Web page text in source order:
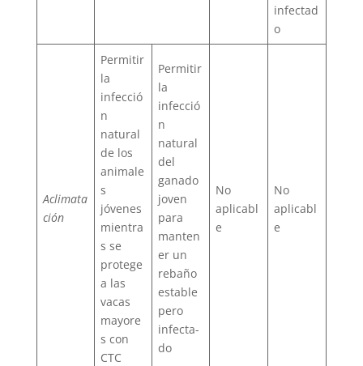
infectad
o
Aclimata
ción
Permitir
la
infecció
n
natural
de los
animale
s
jóvenes
mientra
s se
protege
a las
vacas
mayore
s con
CTC
Permitir
la
infecció
n
natural
del
ganado
joven
para
manten
er un
rebaño
estable
pero
infecta-
do
No
aplicabl
e
No
aplicabl
e